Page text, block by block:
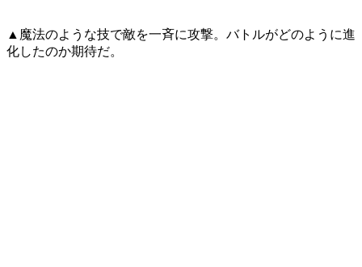
▲魔法のような技で敵を一斉に攻撃。バトルがどのように進
化したのか期待だ。